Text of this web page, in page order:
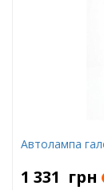
Автолампа
1 331 грн